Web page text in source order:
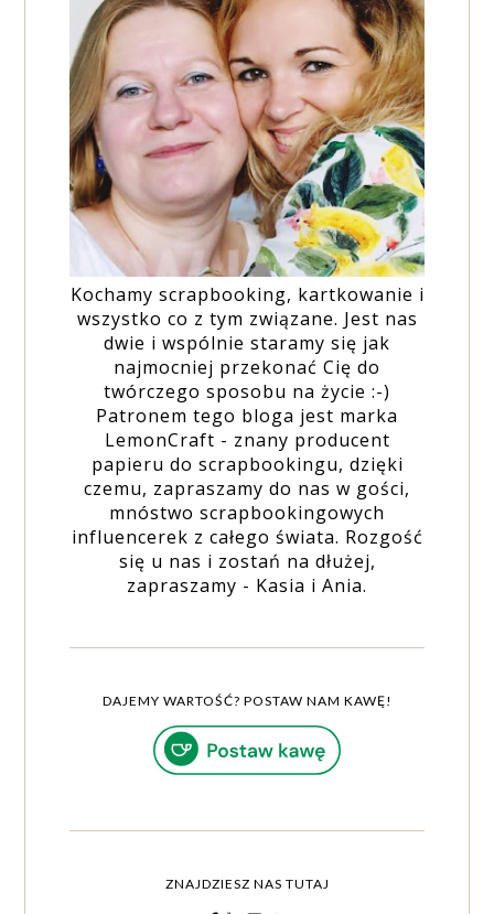
Kochamy scrapbooking, kartkowanie i
wszystko co z tym związane. Jest nas
dwie i wspólnie staramy się jak
najmocniej przekonać Cię do
twórczego sposobu na życie :-)
Patronem tego bloga jest marka
LemonCraft - znany producent
papieru do scrapbookingu, dzięki
czemu, zapraszamy do nas w gości,
mnóstwo scrapbookingowych
influencerek z całego świata. Rozgość
się u nas i zostań na dłużej,
zapraszamy - Kasia i Ania.
DAJEMY WARTOŚĆ? POSTAW NAM KAWĘ!
ZNAJDZIESZ NAS TUTAJ